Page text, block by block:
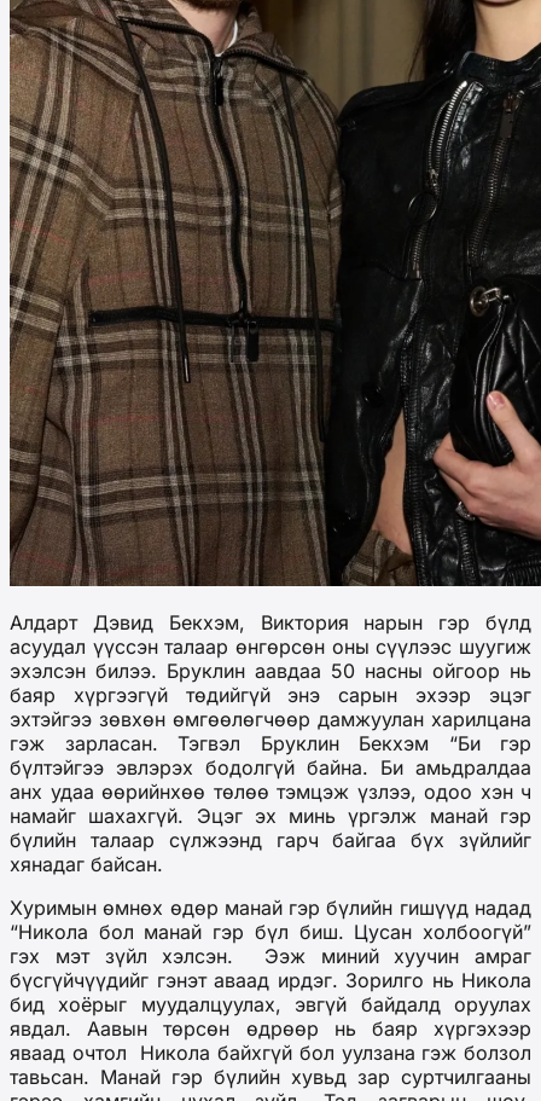
Алдарт Дэвид Бекхэм, Виктория нарын гэр бүлд
асуудал үүссэн талаар өнгөрсөн оны сүүлээс шуугиж
эхэлсэн билээ. Бруклин аавдаа 50 насны ойгоор нь
баяр хүргээгүй төдийгүй энэ сарын эхээр эцэг
эхтэйгээ зөвхөн өмгөөлөгчөөр дамжуулан харилцана
гэж зарласан. Тэгвэл Бруклин Бекхэм “Би гэр
бүлтэйгээ эвлэрэх бодолгүй байна. Би амьдралдаа
анх удаа өөрийнхөө төлөө тэмцэж үзлээ, одоо хэн ч
намайг шахахгүй. Эцэг эх минь үргэлж манай гэр
бүлийн талаар сүлжээнд гарч байгаа бүх зүйлийг
хянадаг байсан.
Хуримын өмнөх өдөр манай гэр бүлийн гишүүд надад
“Никола бол манай гэр бүл биш. Цусан холбоогүй”
гэх мэт зүйл хэлсэн. Ээж миний хуучин амраг
бүсгүйчүүдийг гэнэт аваад ирдэг. Зорилго нь Никола
бид хоёрыг муудалцуулах, эвгүй байдалд оруулах
явдал. Аавын төрсөн өдрөөр нь баяр хүргэхээр
яваад очтол Никола байхгүй бол уулзана гэж болзол
тавьсан. Манай гэр бүлийн хувьд зар суртчилгааны